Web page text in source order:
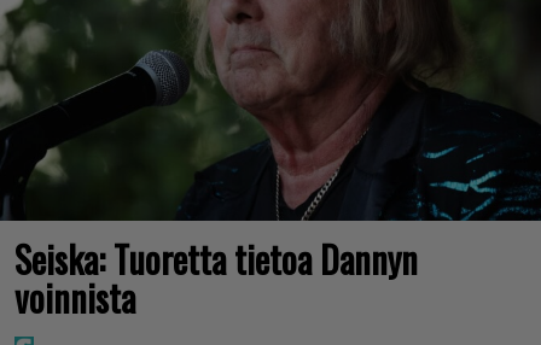
Seiska: Tuoretta tietoa Dannyn
voinnista